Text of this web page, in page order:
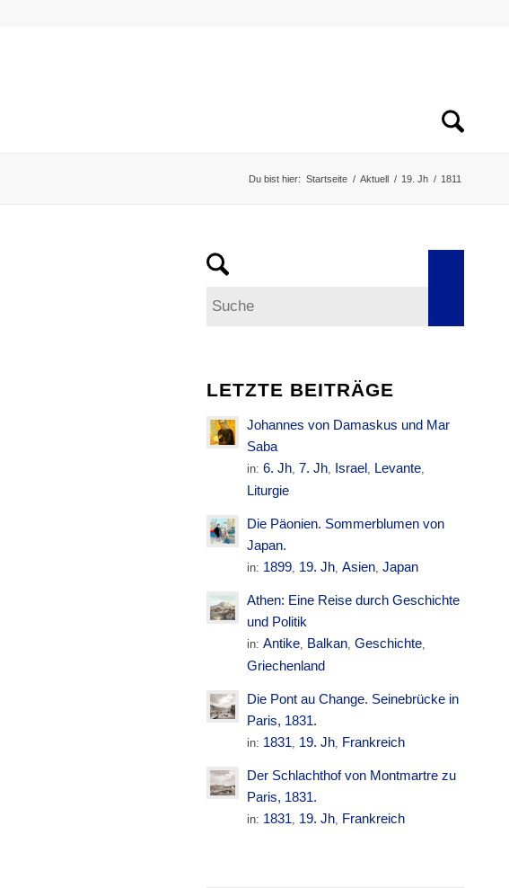
Du bist hier: Startseite / Aktuell / 19. Jh / 1811
LETZTE BEITRÄGE
Johannes von Damaskus und Mar
Saba
in:6. Jh, 7. Jh, Israel, Levante,
Liturgie
Die Päonien. Sommerblumen von
Japan.
in: 1899, 19. Jh,Asien,Japan
Athen: Eine Reise durch Geschichte
und Politik
in:Antike, Balkan,Geschichte,
Griechenland
Die Pont au Change. Seinebrücke in
Paris, 1831.
in: 1831, 19. Jh, Frankreich
Der Schlachthof von Montmartre zu
Paris, 1831.
in: 1831, 19. Jh, Frankreich